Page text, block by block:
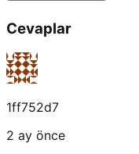
Cevaplar
1ff752d7
2 ay önce